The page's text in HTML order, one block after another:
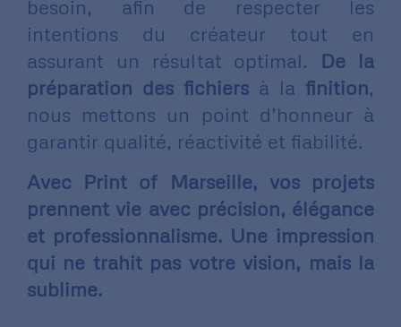
besoin, afin de respecter les
intentions du créateur tout en
assurant un résultat optimal. De la
préparation des fichiers à la finition,
nous mettons un point d’honneur à
garantir qualité, réactivité et fiabilité.
Avec Print of Marseille, vos projets
prennent vie avec précision, élégance
et professionnalisme. Une impression
qui ne trahit pas votre vision, mais la
sublime.